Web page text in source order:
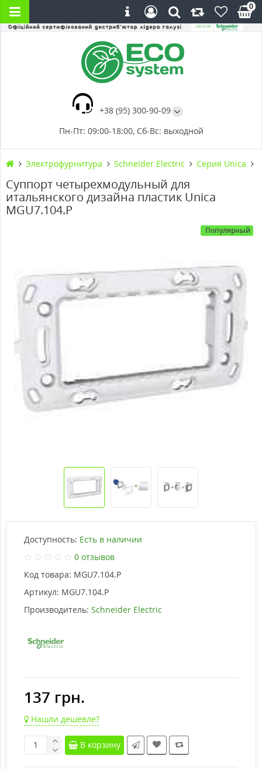
+38 (95) 300-90-09
Пн-Пт: 09:00-18:00, Сб-Вс: выходной
0
Электрофурнитура Schneider Electric Серия Unica
Суппорт четырехмодульный для
итальянского дизайна пластик Unica
MGU7.104.P
Популярный
Доступность: Есть в наличии
0 отзывов
Код товара: MGU7.104.P
Артикул: MGU7.104.P
Производитель: Schneider Electric
137 грн.
Нашли дешевле?
В корзину